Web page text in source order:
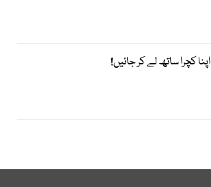
اپنا کچرا ساتھ لے کر جائیں!